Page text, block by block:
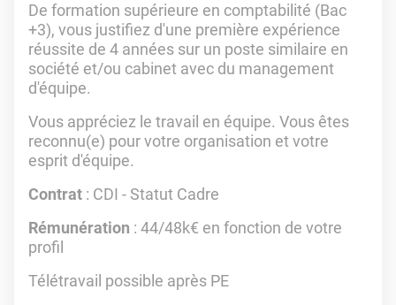
De formation supérieure en comptabilité (Bac
+3), vous justifiez d'une première expérience
réussite de 4 années sur un poste similaire en
société et/ou cabinet avec du management
d'équipe.
Vous appréciez le travail en équipe. Vous êtes
reconnu(e) pour votre organisation et votre
esprit d'équipe.
Contrat : CDI - Statut Cadre
Rémunération : 44/48k€ en fonction de votre
profil
Télétravail possible après PE